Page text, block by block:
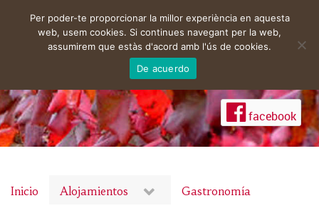
facebook
Inicio Alojamientos Gastronomía
Per poder-te proporcionar la millor experiència en aquesta
web, usem cookies. Si continues navegant per la web,
assumirem que estàs d'acord amb l'ús de cookies.
De acuerdo